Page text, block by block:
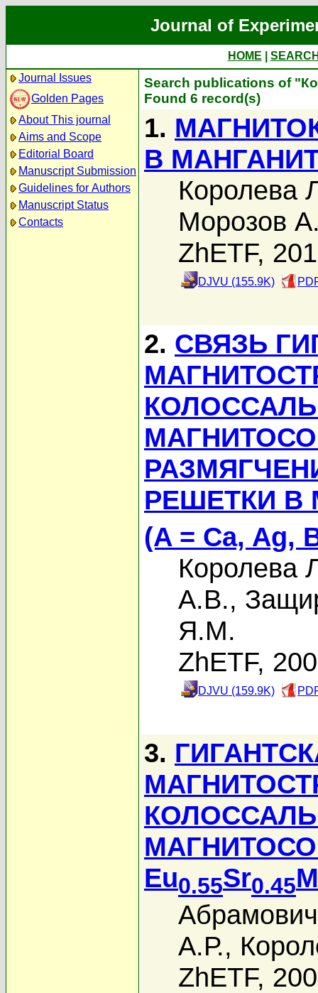
Journal of
HOME
Journal Issues
Golden Pages
About This journal
Aims and Scope
Editorial Board
Manuscript Submission
Guidelines for Authors
Manuscript Status
Contacts
Search publications of
Found 6 record(s)
1.
В
Королева
Морозов
ZhETF,
DJVU (155.9K)
2. СВЯЗЬ
РЕШЕТКИ В
(A = Ca, Ag,
Королева
А.В.,
Я.М.
ZhETF,
DJVU (159.9K)
3.
Eu0.55Sr0.45
А.Р.,
ZhETF,